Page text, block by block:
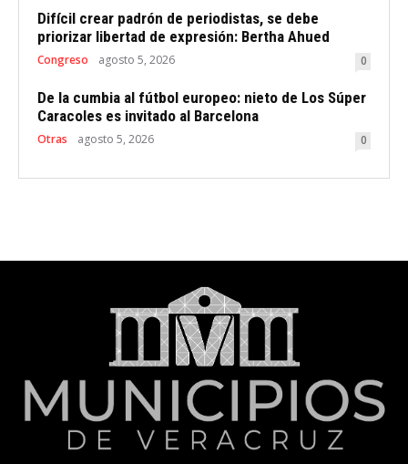
Difícil crear padrón de periodistas, se debe
priorizar libertad de expresión: Bertha Ahued
Congreso agosto 5, 2026 0
De la cumbia al fútbol europeo: nieto de Los Súper
Caracoles es invitado al Barcelona
Otras agosto 5, 2026 0